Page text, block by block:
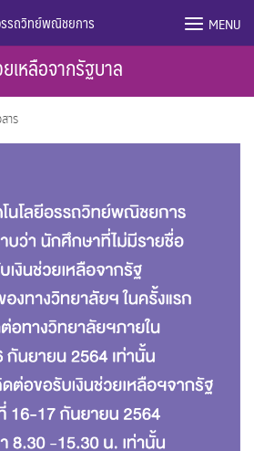
รรถวิทย์พณิชยการ MENU
เหลือจากรัฐบาล
าร